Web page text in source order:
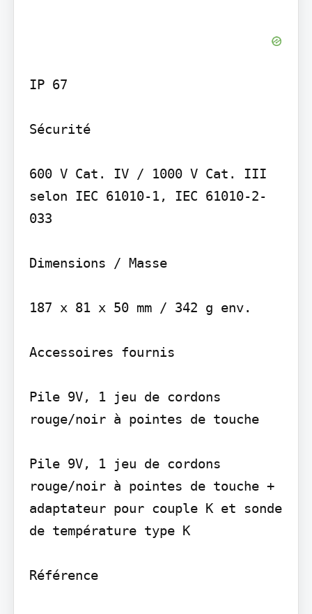
IP 67
Sécurité
600 V Cat. IV / 1000 V Cat. III
selon IEC 61010-1, IEC 61010-2-
033
Dimensions / Masse
187 x 81 x 50 mm / 342 g env.
Accessoires fournis
Pile 9V, 1 jeu de cordons
rouge/noir à pointes de touche
Pile 9V, 1 jeu de cordons
rouge/noir à pointes de touche +
adaptateur pour couple K et sonde
de température type K
Référence